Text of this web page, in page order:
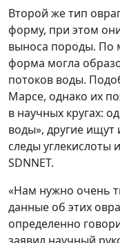
Второй же тип
форму, при этом
выноса породы. По
форма могла
потоков воды.
Марсе, однако их
в научных кругах:
воды», другие
следы углекислоты
SDNNET.
«Нам нужно очень
данные об этих
определенно